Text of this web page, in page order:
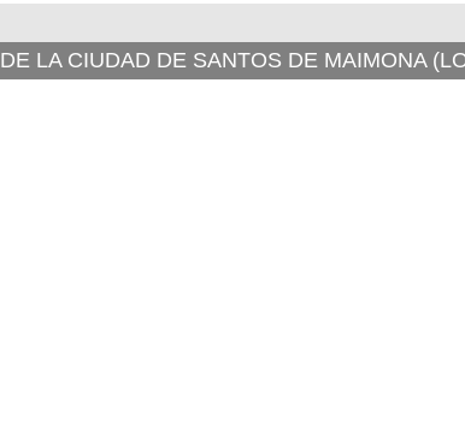
LA CIUDAD DE SANTOS DE MAIMONA